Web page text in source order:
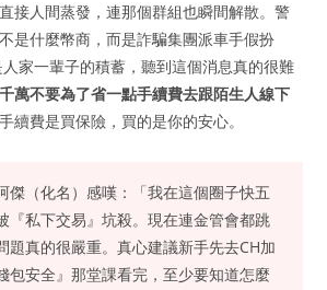
接人間蒸發，連那個群組也瞬間解散。警
是什麼幣商，而是詐騙集團派車手假扮
家一輩子的積蓄，聽到這個消息真的很難
千萬不要為了省一點手續費去跟陌生人線下
續費是買保險，買的是你的安心。
傑（化名）感嘆：「我在這個圈子快五
『私下交易』坑殺。現在連金管會都跳
題真的很嚴重。真心建議新手先去CH加
包安全』那堂課看完，至少要知道怎麼